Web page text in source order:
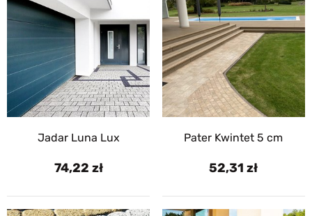
Jadar Luna Lux
74,22
Pater Kwintet 5 cm
52,31